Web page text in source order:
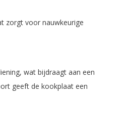
zorgt voor nauwkeurige
wat bijdraagt aan een
geeft de kookplaat een